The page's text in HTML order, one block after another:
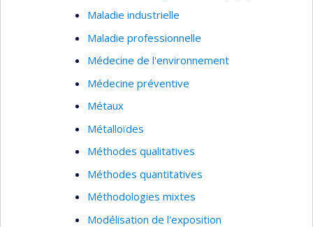
Maladie industrielle
Maladie professionnelle
Médecine de l'environnement
Médecine préventive
Métaux
Métalloïdes
Méthodes qualitatives
Méthodes quantitatives
Méthodologies mixtes
Modélisation de l'exposition